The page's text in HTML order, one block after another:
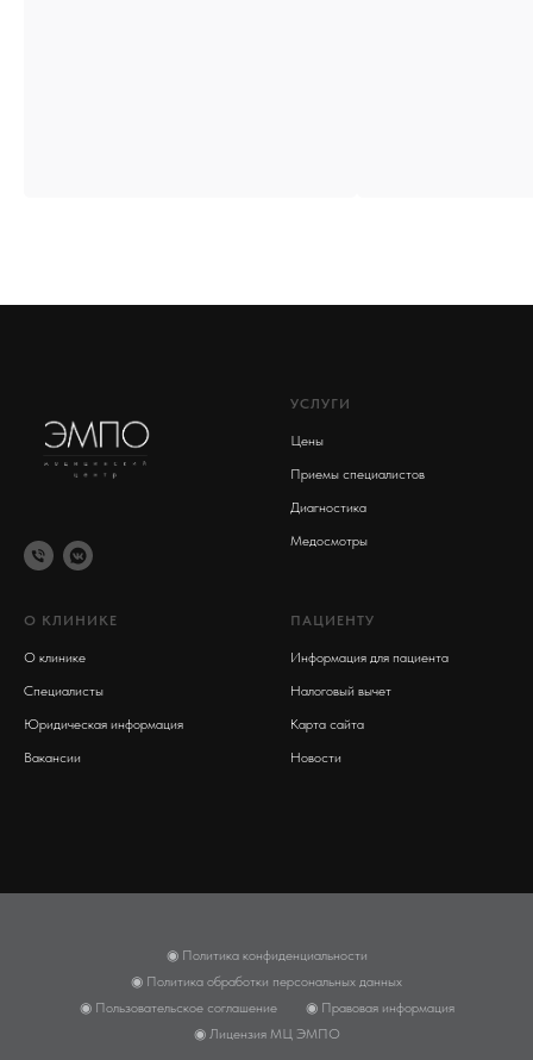
УСЛУГИ
Цены
Приемы специалистов
Диагностика
Медосмотры
О КЛИНИКЕ
О клинике
Специалисты
Юридическая информация
Вакансии
ПАЦИЕНТУ
Информация для пациента
Налоговый вычет
Карта сайта
Новости
◉ Политика конфиденциальности
◉ Политика обработки персональных данных
◉ Пользовательское соглашение
◉ Правовая информация
◉ Лицензия МЦ ЭМПО